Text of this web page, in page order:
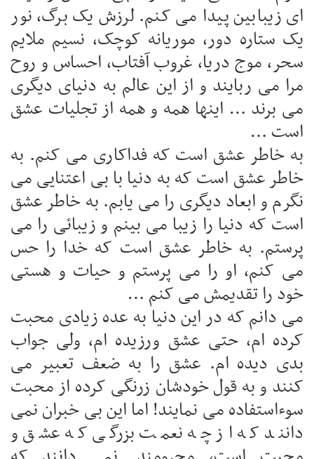
ای زیبابین پیدا می کنم. لرزش یک برگ، نور
یک ستاره دور، موریانه کوچک، نسیم ملایم
سحر، موج دریا، غروب آفتاب، احساس و روح
مرا می ربایند و از این عالم به دنیای دیگری
می برند … اینها همه و همه از تجلیات عشق
است …
به خاطر عشق است که فداکاری می کنم. به
خاطر عشق است که به دنیا با بی اعتنایی می
نگرم و ابعاد دیگری را می یابم. به خاطر عشق
است که دنیا را زیبا می بینم و زیبائی را می
پرستم. به خاطر عشق است که خدا را حس
می کنم، او را می پرستم و حیات و هستی
خود را تقدیمش می کنم …
می دانم که در این دنیا به عده زیادی محبت
کرده ام، حتی عشق ورزیده ام، ولی جواب
بدی دیده ام. عشق را به ضعف تعبیر می
کنند و به قول خودشان زرنگی کرده از محبت
سوءاستفاده می نمایند! اما این بی خبران نمی
دانند که از چه نعمت بزرگی که عشق و